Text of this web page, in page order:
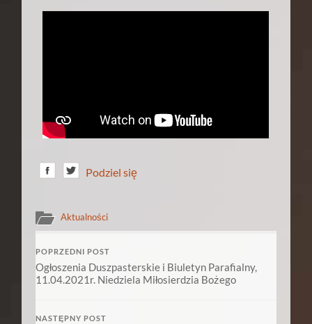
Podziel się
Aktualności
POPRZEDNI POST
Ogłoszenia Duszpasterskie i Biuletyn Parafialny,
11.04.2021r. Niedziela Miłosierdzia Bożego
NASTĘPNY POST